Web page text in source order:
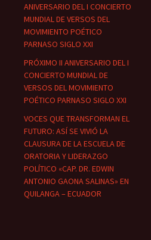
ANIVERSARIO DEL I CONCIERTO
MUNDIAL DE VERSOS DEL
MOVIMIENTO POÉTICO
PARNASO SIGLO XXI
PRÓXIMO II ANIVERSARIO DEL I
CONCIERTO MUNDIAL DE
VERSOS DEL MOVIMIENTO
POÉTICO PARNASO SIGLO XXI
VOCES QUE TRANSFORMAN EL
FUTURO: ASÍ SE VIVIÓ LA
CLAUSURA DE LA ESCUELA DE
ORATORIA Y LIDERAZGO
POLÍTICO «CAP. DR. EDWIN
ANTONIO GAONA SALINAS» EN
QUILANGA – ECUADOR